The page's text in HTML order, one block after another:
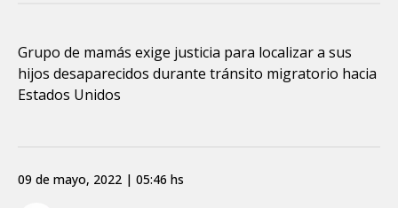
Grupo de mamás exige justicia para localizar a sus
hijos desaparecidos durante tránsito migratorio hacia
Estados Unidos
09 de mayo, 2022 | 05:46 hs